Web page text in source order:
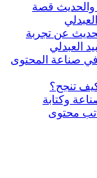
والحديث قصة
عن تجربة
العبدلي
صناعة المحتوى
تنجح؟
وكتابة
محتوى